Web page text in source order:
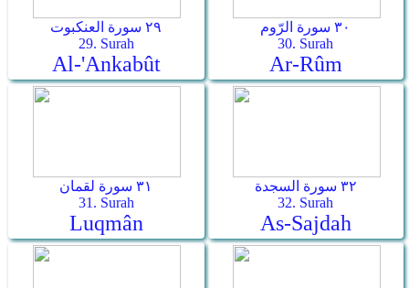
٢٩ سورة العنكبوت
29. Surah
Al-'Ankabût
٣٠ سورة الرّوم
30. Surah
Ar-­Rûm
٣١ سورة لقمان
31. Surah
Luqmân
٣٢ سورة السجدة
32. Surah
As-­Sajdah